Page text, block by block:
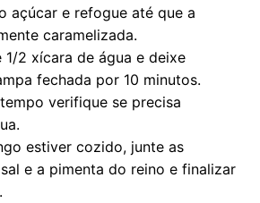
açúcar e refogue até que a
caramelizada.
1/2 xícara de água e deixe
fechada por 10 minutos.
verifique se precisa
estiver cozido, junte as
e a pimenta do reino e finalizar